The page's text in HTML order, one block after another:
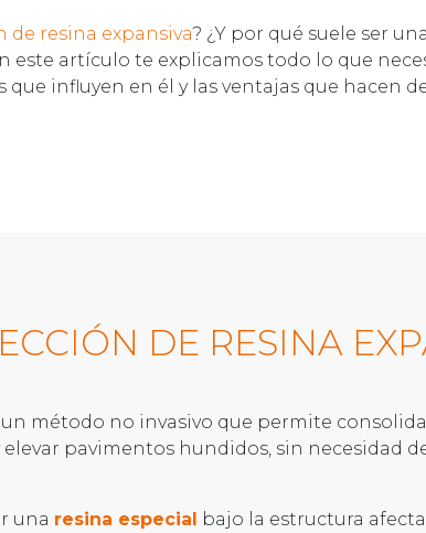
de resina expansiva? ¿Y por qué suele ser
este artículo te explicamos todo lo que
que influyen en él y las ventajas que hacen
DE RESINA
un método no invasivo que permite
pavimentos hundidos, sin necesidad
una resina especial bajo la estructura